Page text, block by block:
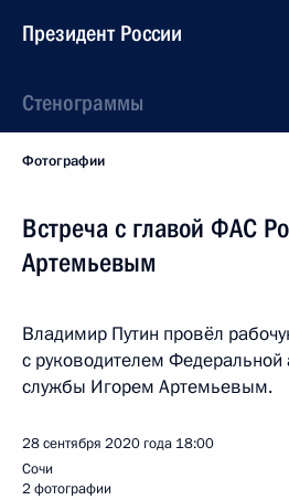
Президент России
Стенограммы
Фотографии
Встреча с главой ФАС
Артемьевым
Владимир Путин провёл
с руководителем
службы Игорем Артемьевым.
28 сентября 2020 года 18:00
Сочи
2 фотографии